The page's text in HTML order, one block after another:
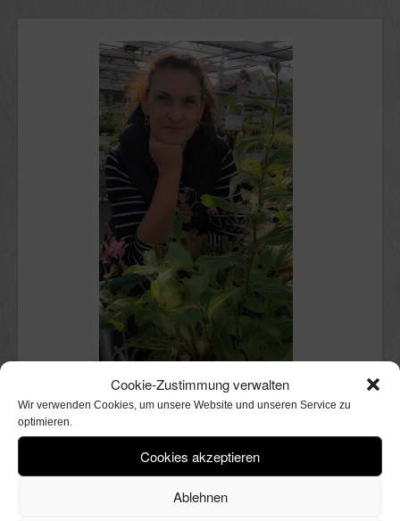
Cookie-Zustimmung verwalten
Wir verwenden Cookies, um unsere Website und unseren Service zu
optimieren.
Cookies akzeptieren
Ablehnen
Schön, dass du hier bist.
Ich bin Claudia.
Kölnerin mit Stadtgarten, in dem ich
mit Freude herumwühle. Perfekt
wird er niemals sein, nicht einmal